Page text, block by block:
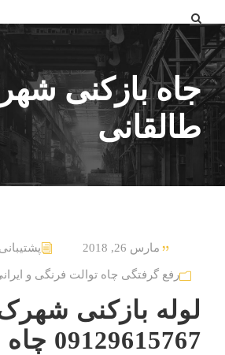
جاه بازکنی
طالقانی
مارس 26, 2018 پشتیبانی
رفع گرفتگی چاه توالت فرنگی و
لوله بازکنی